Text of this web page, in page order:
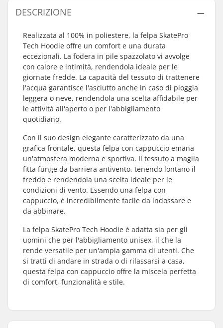
DESCRIZIONE
Realizzata al 100% in poliestere, la felpa SkatePro
Tech Hoodie offre un comfort e una durata
eccezionali. La fodera in pile spazzolato vi avvolge
con calore e intimità, rendendola ideale per le
giornate fredde. La capacità del tessuto di trattenere
l'acqua garantisce l'asciutto anche in caso di pioggia
leggera o neve, rendendola una scelta affidabile per
le attività all'aperto o per l'abbigliamento
quotidiano.
Con il suo design elegante caratterizzato da una
grafica frontale, questa felpa con cappuccio emana
un'atmosfera moderna e sportiva. Il tessuto a maglia
fitta funge da barriera antivento, tenendo lontano il
freddo e rendendola una scelta ideale per le
condizioni di vento. Essendo una felpa con
cappuccio, è incredibilmente facile da indossare e
da abbinare.
La felpa SkatePro Tech Hoodie è adatta sia per gli
uomini che per l'abbigliamento unisex, il che la
rende versatile per un'ampia gamma di utenti. Che
si tratti di andare in strada o di rilassarsi a casa,
questa felpa con cappuccio offre la miscela perfetta
di comfort, funzionalità e stile.